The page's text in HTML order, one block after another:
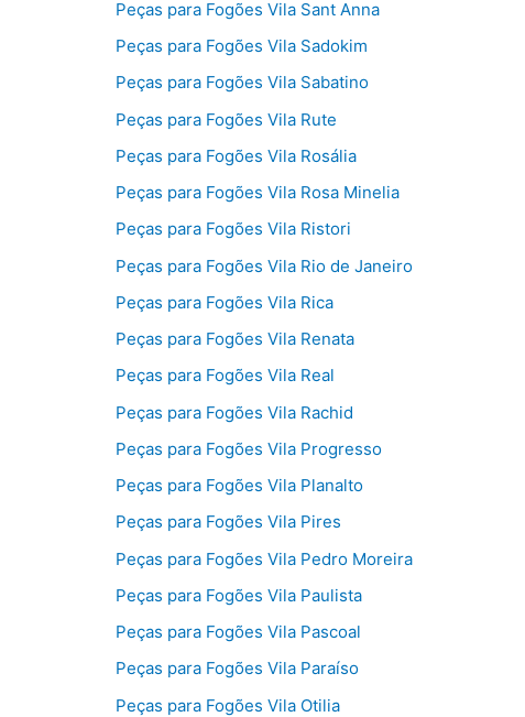
Peças para Fogões Vila Sant Anna
Peças para Fogões Vila Sadokim
Peças para Fogões Vila Sabatino
Peças para Fogões Vila Rute
Peças para Fogões Vila Rosália
Peças para Fogões Vila Rosa Minelia
Peças para Fogões Vila Ristori
Peças para Fogões Vila Rio de Janeiro
Peças para Fogões Vila Rica
Peças para Fogões Vila Renata
Peças para Fogões Vila Real
Peças para Fogões Vila Rachid
Peças para Fogões Vila Progresso
Peças para Fogões Vila Planalto
Peças para Fogões Vila Pires
Peças para Fogões Vila Pedro Moreira
Peças para Fogões Vila Paulista
Peças para Fogões Vila Pascoal
Peças para Fogões Vila Paraíso
Peças para Fogões Vila Otilia